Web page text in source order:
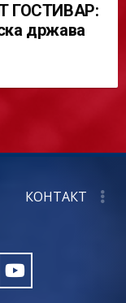
ГОСТИВАР:
држава
КОНТАКТ